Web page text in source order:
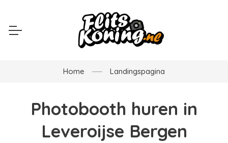
Home Landingspagina
Photobooth huren in
Leveroijse Bergen